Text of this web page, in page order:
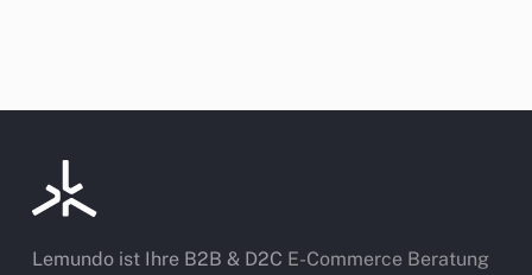
Lemundo ist Ihre B2B & D2C E-Commerce Beratung